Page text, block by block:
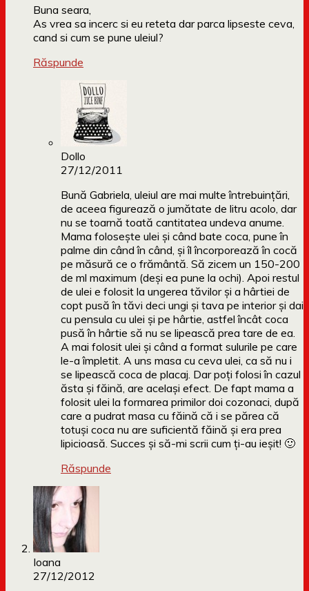
Buna seara,
As vrea sa incerc si eu reteta dar parca lipseste ceva,
cand si cum se pune uleiul?
Răspunde
Dollo
27/12/2011
Bună Gabriela, uleiul are mai multe întrebuințări,
de aceea figurează o jumătate de litru acolo, dar
nu se toarnă toată cantitatea undeva anume.
Mama folosește ulei și când bate coca, pune în
palme din când în când, și îl încorporează în cocă
pe măsură ce o frământă. Să zicem un 150-200
de ml maximum (deși ea pune la ochi). Apoi restul
de ulei e folosit la ungerea tăvilor și a hârtiei de
copt pusă în tăvi deci ungi și tava pe interior și dai
cu pensula cu ulei și pe hârtie, astfel încât coca
pusă în hârtie să nu se lipească prea tare de ea.
A mai folosit ulei și când a format sulurile pe care
le-a împletit. A uns masa cu ceva ulei, ca să nu i
se lipească coca de placaj. Dar poți folosi în cazul
ăsta și făină, are același efect. De fapt mama a
folosit ulei la formarea primilor doi cozonaci, după
care a pudrat masa cu făină că i se părea că
totuși coca nu are suficientă făină și era prea
lipicioasă. Succes și să-mi scrii cum ți-au ieșit! 🙂
Răspunde
Ioana
27/12/2012